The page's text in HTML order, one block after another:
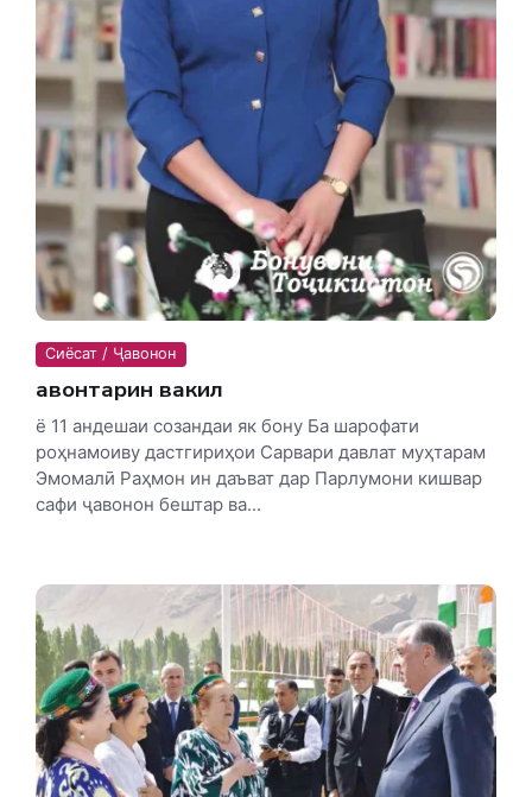
Сиёсат / Ҷавонон
Ҷавонтарин вакил
ё 11 андешаи созандаи як бону Ба шарофати
роҳнамоиву дастгириҳои Сарвари давлат муҳтарам
Эмомалӣ Раҳмон ин даъват дар Парлумони кишвар
сафи ҷавонон бештар ва...